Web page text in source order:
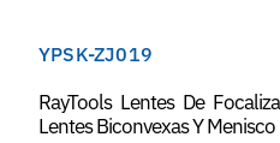
YPSK-ZJ019
RayTools Lentes De
Lentes Biconvexas Y Menisco